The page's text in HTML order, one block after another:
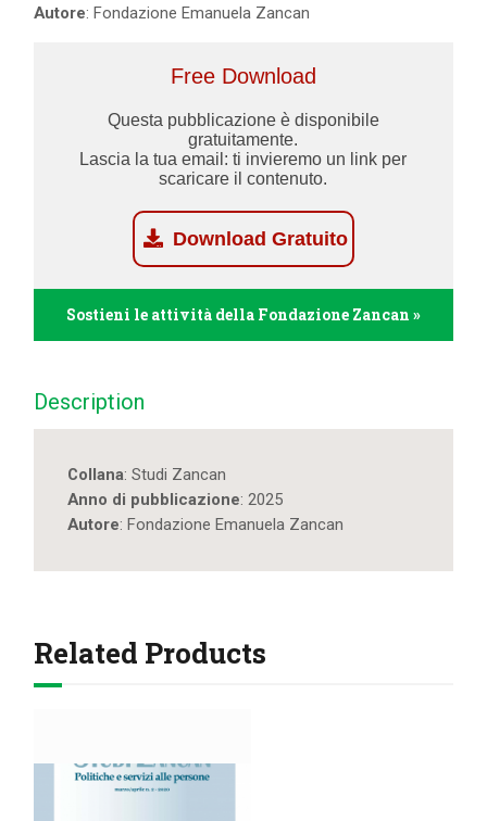
Autore: Fondazione Emanuela Zancan
Free Download
Questa pubblicazione è disponibile
gratuitamente.
Lascia la tua email: ti invieremo un link per
scaricare il contenuto.
Download Gratuito
Sostieni le attività della Fondazione Zancan »
Description
Collana: Studi Zancan
Anno di pubblicazione: 2025
Autore: Fondazione Emanuela Zancan
Related Products